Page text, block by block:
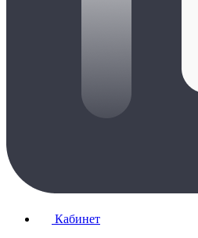
Кабинет